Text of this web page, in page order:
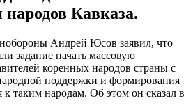
Кавказа.
Андрей Юсов заявил, что
задание начать массовую
коренных народов страны с
поддержки и формирования
таким народам. Об этом он сказал в